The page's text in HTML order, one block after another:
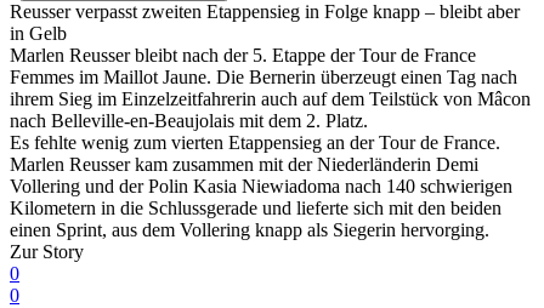
Reusser verpasst zweiten Etappensieg in Folge knapp – bleibt aber
in Gelb
Marlen Reusser bleibt nach der 5. Etappe der Tour de France
Femmes im Maillot Jaune. Die Bernerin überzeugt einen Tag nach
ihrem Sieg im Einzelzeitfahrerin auch auf dem Teilstück von Mâcon
nach Belleville-en-Beaujolais mit dem 2. Platz.
Es fehlte wenig zum vierten Etappensieg an der Tour de France.
Marlen Reusser kam zusammen mit der Niederländerin Demi
Vollering und der Polin Kasia Niewiadoma nach 140 schwierigen
Kilometern in die Schlussgerade und lieferte sich mit den beiden
einen Sprint, aus dem Vollering knapp als Siegerin hervorging.
Zur Story
0
0